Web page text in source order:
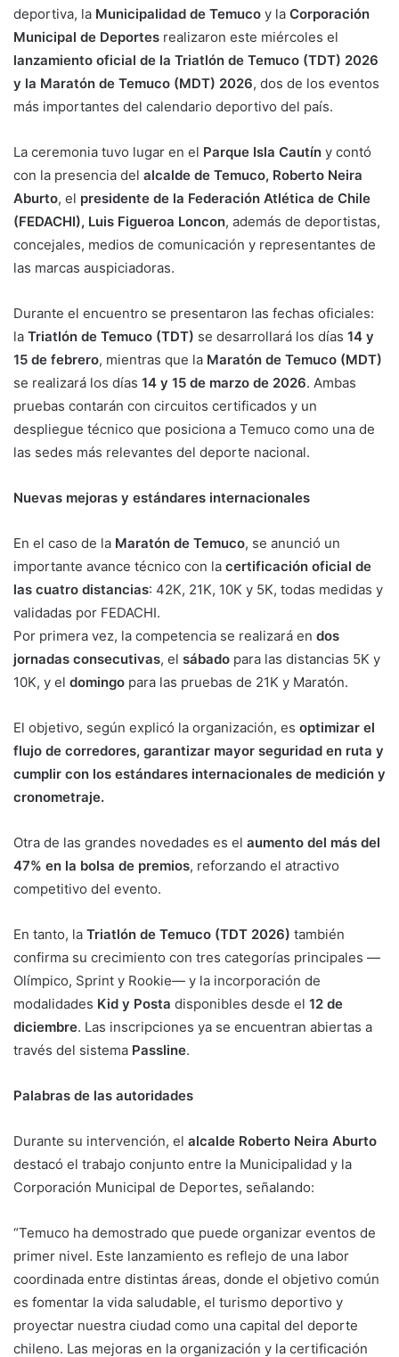
deportiva, la Municipalidad de Temuco y la Corporación
Municipal de Deportes realizaron este miércoles el
lanzamiento oficial de la Triatlón de Temuco (TDT) 2026
y la Maratón de Temuco (MDT) 2026, dos de los eventos
más importantes del calendario deportivo del país.
La ceremonia tuvo lugar en el Parque Isla Cautín y contó
con la presencia del alcalde de Temuco, Roberto Neira
Aburto, el presidente de la Federación Atlética de Chile
(FEDACHI), Luis Figueroa Loncon, además de deportistas,
concejales, medios de comunicación y representantes de
las marcas auspiciadoras.
Durante el encuentro se presentaron las fechas oficiales:
la Triatlón de Temuco (TDT) se desarrollará los días 14 y
15 de febrero, mientras que la Maratón de Temuco (MDT)
se realizará los días 14 y 15 de marzo de 2026. Ambas
pruebas contarán con circuitos certificados y un
despliegue técnico que posiciona a Temuco como una de
las sedes más relevantes del deporte nacional.
Nuevas mejoras y estándares internacionales
En el caso de la Maratón de Temuco, se anunció un
importante avance técnico con la certificación oficial de
las cuatro distancias: 42K, 21K, 10K y 5K, todas medidas y
validadas por FEDACHI.
Por primera vez, la competencia se realizará en dos
jornadas consecutivas, el sábado para las distancias 5K y
10K, y el domingo para las pruebas de 21K y Maratón.
El objetivo, según explicó la organización, es optimizar el
flujo de corredores, garantizar mayor seguridad en ruta y
cumplir con los estándares internacionales de medición y
cronometraje.
Otra de las grandes novedades es el aumento del más del
47% en la bolsa de premios, reforzando el atractivo
competitivo del evento.
En tanto, la Triatlón de Temuco (TDT 2026) también
confirma su crecimiento con tres categorías principales —
Olímpico, Sprint y Rookie— y la incorporación de
modalidades Kid y Posta disponibles desde el 12 de
diciembre. Las inscripciones ya se encuentran abiertas a
través del sistema Passline.
Palabras de las autoridades
Durante su intervención, el alcalde Roberto Neira Aburto
destacó el trabajo conjunto entre la Municipalidad y la
Corporación Municipal de Deportes, señalando:
“Temuco ha demostrado que puede organizar eventos de
primer nivel. Este lanzamiento es reflejo de una labor
coordinada entre distintas áreas, donde el objetivo común
es fomentar la vida saludable, el turismo deportivo y
proyectar nuestra ciudad como una capital del deporte
chileno. Las mejoras en la organización y la certificación